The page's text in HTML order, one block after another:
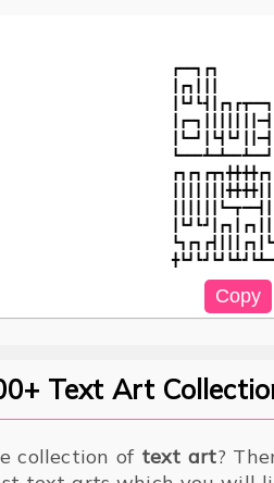
┏━━┓┏┓
┃┏┓┃┃┃
┃┗┛┗┫┃┏┓┏┳━━┓
┃┏━┓┃┃┃┃┃┃┃━┫
┃┗━┛┃┗┫┗┛┃┃━┫
┗━━━┻━┻━━┻━━┛
┏┓┏┓┏┳┓╋╋╋╋┏┓
┃┃┃┃┃┃┃╋╋╋╋┃┃
Text Art
collection of text art?